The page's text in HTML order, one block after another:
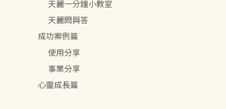
天麗一分鐘小教室
天麗問與答
成功案例篇
使用分享
事業分享
心靈成長篇